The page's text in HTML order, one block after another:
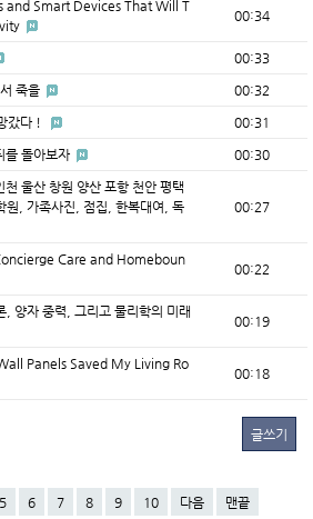
and Smart Devices That Will T
00:34
00:33
죽을 00:32
갔다！ 00:31
를 돌아보자 00:30
울산 창원 양산 포항 천안 평택
원, 가족사진, 점집, 한복대여, 독
00:27
Care and Homeboun
00:22
, 양자 중력, 그리고 물리학의 미래
00:19
Panels Saved My Living Ro
00:18
글쓰기
5 6 7 8 9 10 다음 맨끝